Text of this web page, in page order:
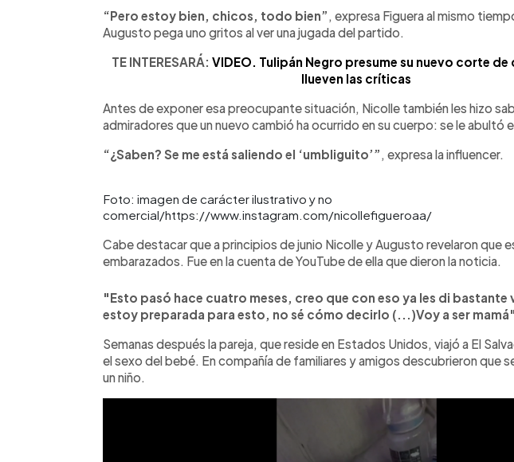
“Pero estoy bien, chicos, todo bien”, expresa Figuera al mismo
Augusto pega uno gritos al ver una jugada del partido.
TE INTERESARÁ: VIDEO. Tulipán Negro presume su nuevo corte
llueven las críticas
Antes de exponer esa preocupante situación, Nicolle también les hizo
admiradores que un nuevo cambió ha ocurrido en su cuerpo: se le abultó
“¿Saben? Se me está saliendo el ‘umbliguito’”, expresa la influencer.
Foto: imagen de carácter ilustrativo y no
comercial/https://www.instagram.com/nicollefigueroaa/
Cabe destacar que a principios de junio Nicolle y Augusto revelaron que
embarazados. Fue en la cuenta de YouTube de ella que dieron la noticia.
"Esto pasó hace cuatro meses, creo que con eso ya les di bastante
estoy preparada para esto, no sé cómo decirlo (...)Voy a ser mamá"
Semanas después la pareja, que reside en Estados Unidos, viajó a El
el sexo del bebé. En compañía de familiares y amigos descubrieron que
un niño.